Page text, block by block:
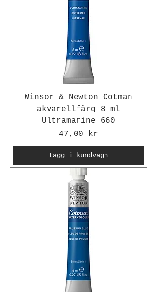
Winsor & Newton Cotman
akvarellfärg 8 ml
Ultramarine 660
Pris
47,00 kr
Lägg i kundvagn